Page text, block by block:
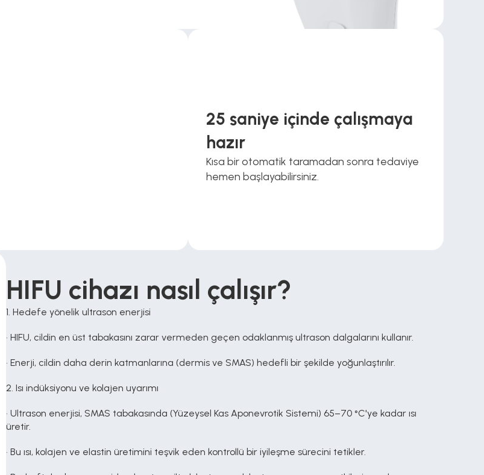
25 saniye içinde çalışmaya
hazır
Kısa bir otomatik taramadan sonra tedaviye
hemen başlayabilirsiniz.
HIFU cihazı nasıl çalışır?
1. Hedefe yönelik ultrason enerjisi
• HIFU, cildin en üst tabakasını zarar vermeden geçen odaklanmış ultrason dalgalarını kullanır.
• Enerji, cildin daha derin katmanlarına (dermis ve SMAS) hedefli bir şekilde yoğunlaştırılır.
2. Isı indüksiyonu ve kolajen uyarımı
• Ultrason enerjisi, SMAS tabakasında (Yüzeysel Kas Aponevrotik Sistemi) 65–70 °C'ye kadar ısı
üretir.
• Bu ısı, kolajen ve elastin üretimini teşvik eden kontrollü bir iyileşme sürecini tetikler.